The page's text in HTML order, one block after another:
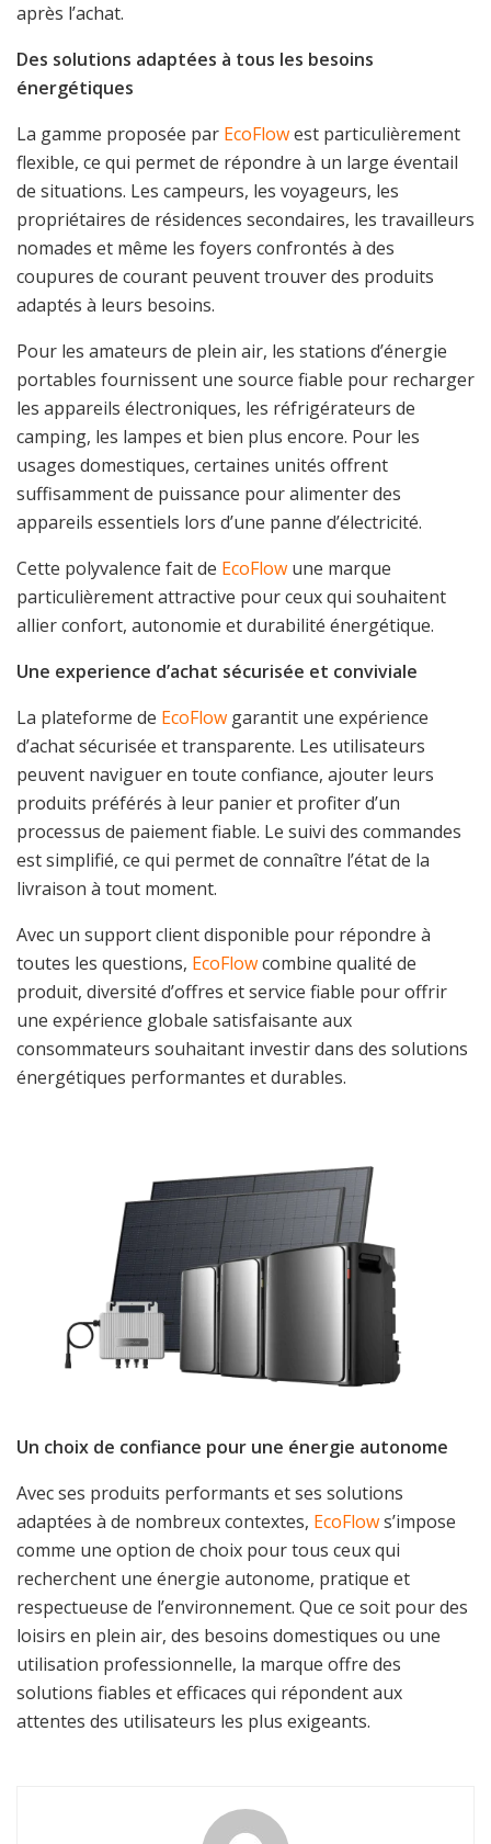
après l’achat.
Des solutions adaptées à tous les besoins
énergétiques
La gamme proposée par EcoFlowest particulièrement
flexible, ce qui permet de répondre à un large éventail
de situations. Les campeurs, les voyageurs, les
propriétaires de résidences secondaires, les travailleurs
nomades et même les foyers confrontés à des
coupures de courant peuvent trouver des produits
adaptés à leurs besoins.
Pour les amateurs de plein air, les stations d’énergie
portables fournissent une source fiable pour recharger
les appareils électroniques, les réfrigérateurs de
camping, les lampes et bien plus encore. Pour les
usages domestiques, certaines unités offrent
suffisamment de puissance pour alimenter des
appareils essentiels lors d’une panne d’électricité.
Cette polyvalence fait de EcoFlow une marque
particulièrement attractive pour ceux qui souhaitent
allier confort, autonomie et durabilité énergétique.
Une experience d’achat sécurisée et conviviale
La plateforme de EcoFlow garantit une expérience
d’achat sécurisée et transparente. Les utilisateurs
peuvent naviguer en toute confiance, ajouter leurs
produits préférés à leur panier et profiter d’un
processus de paiement fiable. Le suivi des commandes
est simplifié, ce qui permet de connaître l’état de la
livraison à tout moment.
Avec un support client disponible pour répondre à
toutes les questions, EcoFlowcombine qualité de
produit, diversité d’offres et service fiable pour offrir
une expérience globale satisfaisante aux
consommateurs souhaitant investir dans des solutions
énergétiques performantes et durables.
Un choix de confiance pour une énergie autonome
Avec ses produits performants et ses solutions
adaptées à de nombreux contextes, EcoFlows’impose
comme une option de choix pour tous ceux qui
recherchent une énergie autonome, pratique et
respectueuse de l’environnement. Que ce soit pour des
loisirs en plein air, des besoins domestiques ou une
utilisation professionnelle, la marque offre des
solutions fiables et efficaces qui répondent aux
attentes des utilisateurs les plus exigeants.